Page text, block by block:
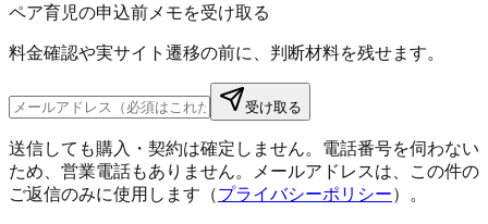
ペア育児の申込前メモを受け取る
料金確認や実サイト遷移の前に、判断材料を残せます。
受け取る
送信しても購入・契約は確定しません。電話番号を伺わない
ため、営業電話もありません。メールアドレスは、この件の
ご返信のみに使用します（プライバシーポリシー）。